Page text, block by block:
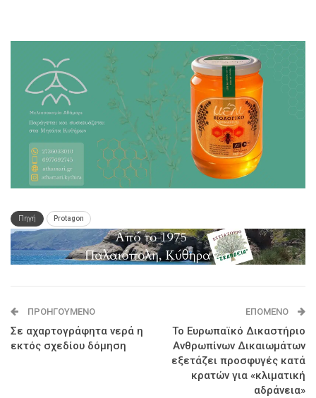
Πηγή Protagon
ΠΡΟΗΓΟΎΜΕΝΟ
Σε αχαρτογράφητα νερά η
εκτός σχεδίου δόμηση
ΕΠΌΜΕΝΟ
Το Ευρωπαϊκό Δικαστήριο
Ανθρωπίνων Δικαιωμάτων
εξετάζει προσφυγές κατά
κρατών για «κλιματική
αδράνεια»